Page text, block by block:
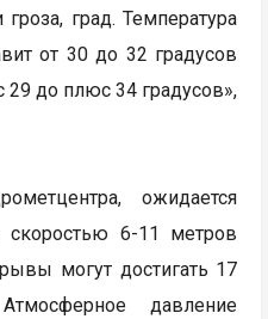
град. Температура
от 30 до 32 градусов
29 до плюс 34 градусов»,
ожидается
6-11 метров
могут достигать 17
давление